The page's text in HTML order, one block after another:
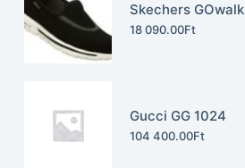
Skechers GOwalk
18 090.00Ft
Gucci GG 1024
104 400.00Ft